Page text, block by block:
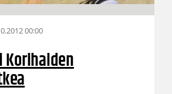
00:00
Korihaiden